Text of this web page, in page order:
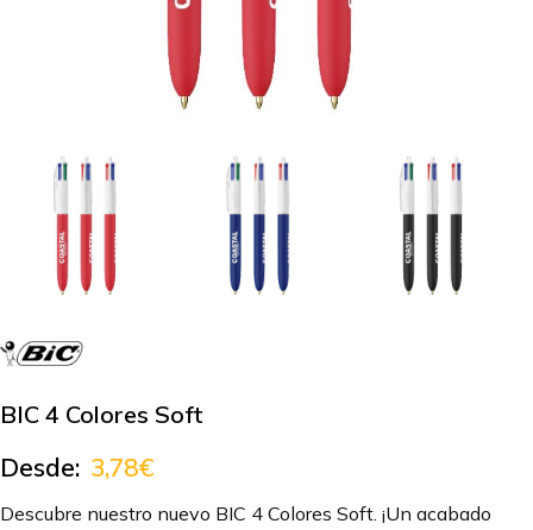
BIC 4 Colores Soft
Desde: 3,78€
Descubre nuestro nuevo BIC 4 Colores Soft. ¡Un acabado